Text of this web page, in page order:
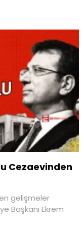
Cezaevinden
gelişmeler
Başkanı Ekrem